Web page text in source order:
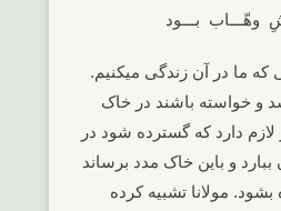
وهّـــاب بـــود
ما در آن زندگی میکنیم.
و خواسته باشند در خاک
دارد که گسترده شود در
ببارد و باین خاک مدد برساند
مولانا تشبیه کرده